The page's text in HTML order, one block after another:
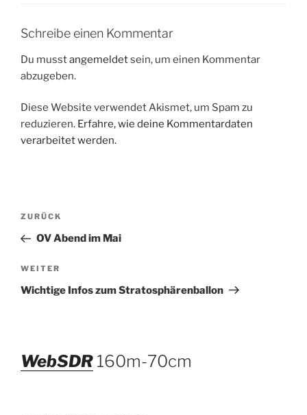
Schreibe einen Kommentar
Du musstangemeldetsein, um einen Kommentar
abzugeben.
Diese Website verwendet Akismet, um Spam zu
reduzieren. Erfahre, wie deine Kommentardaten
verarbeitet werden.
Beitragsnavigation
Vorheriger
Beitrag
ZURÜCK
OV Abend im Mai
Nächster
Beitrag
WEITER
Wichtige Infos zum Stratosphärenballon
WebSDR 160m-70cm